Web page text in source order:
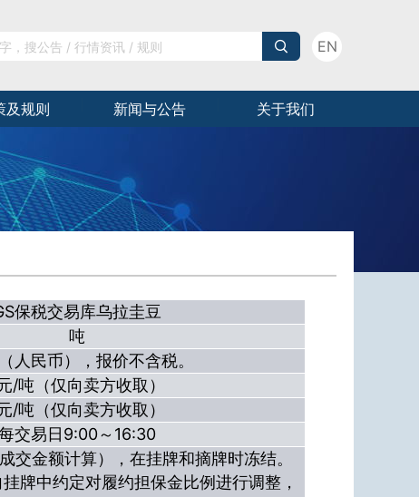
EN
及规则 新闻与公告 关于我们
保税交易库乌拉圭豆
吨
人民币），报价不含税。
/吨（仅向卖方收取）
/吨（仅向卖方收取）
交易日9:00～16:30
交金额计算），在挂牌和摘牌时冻结。
挂牌中约定对履约担保金比例进行调整，